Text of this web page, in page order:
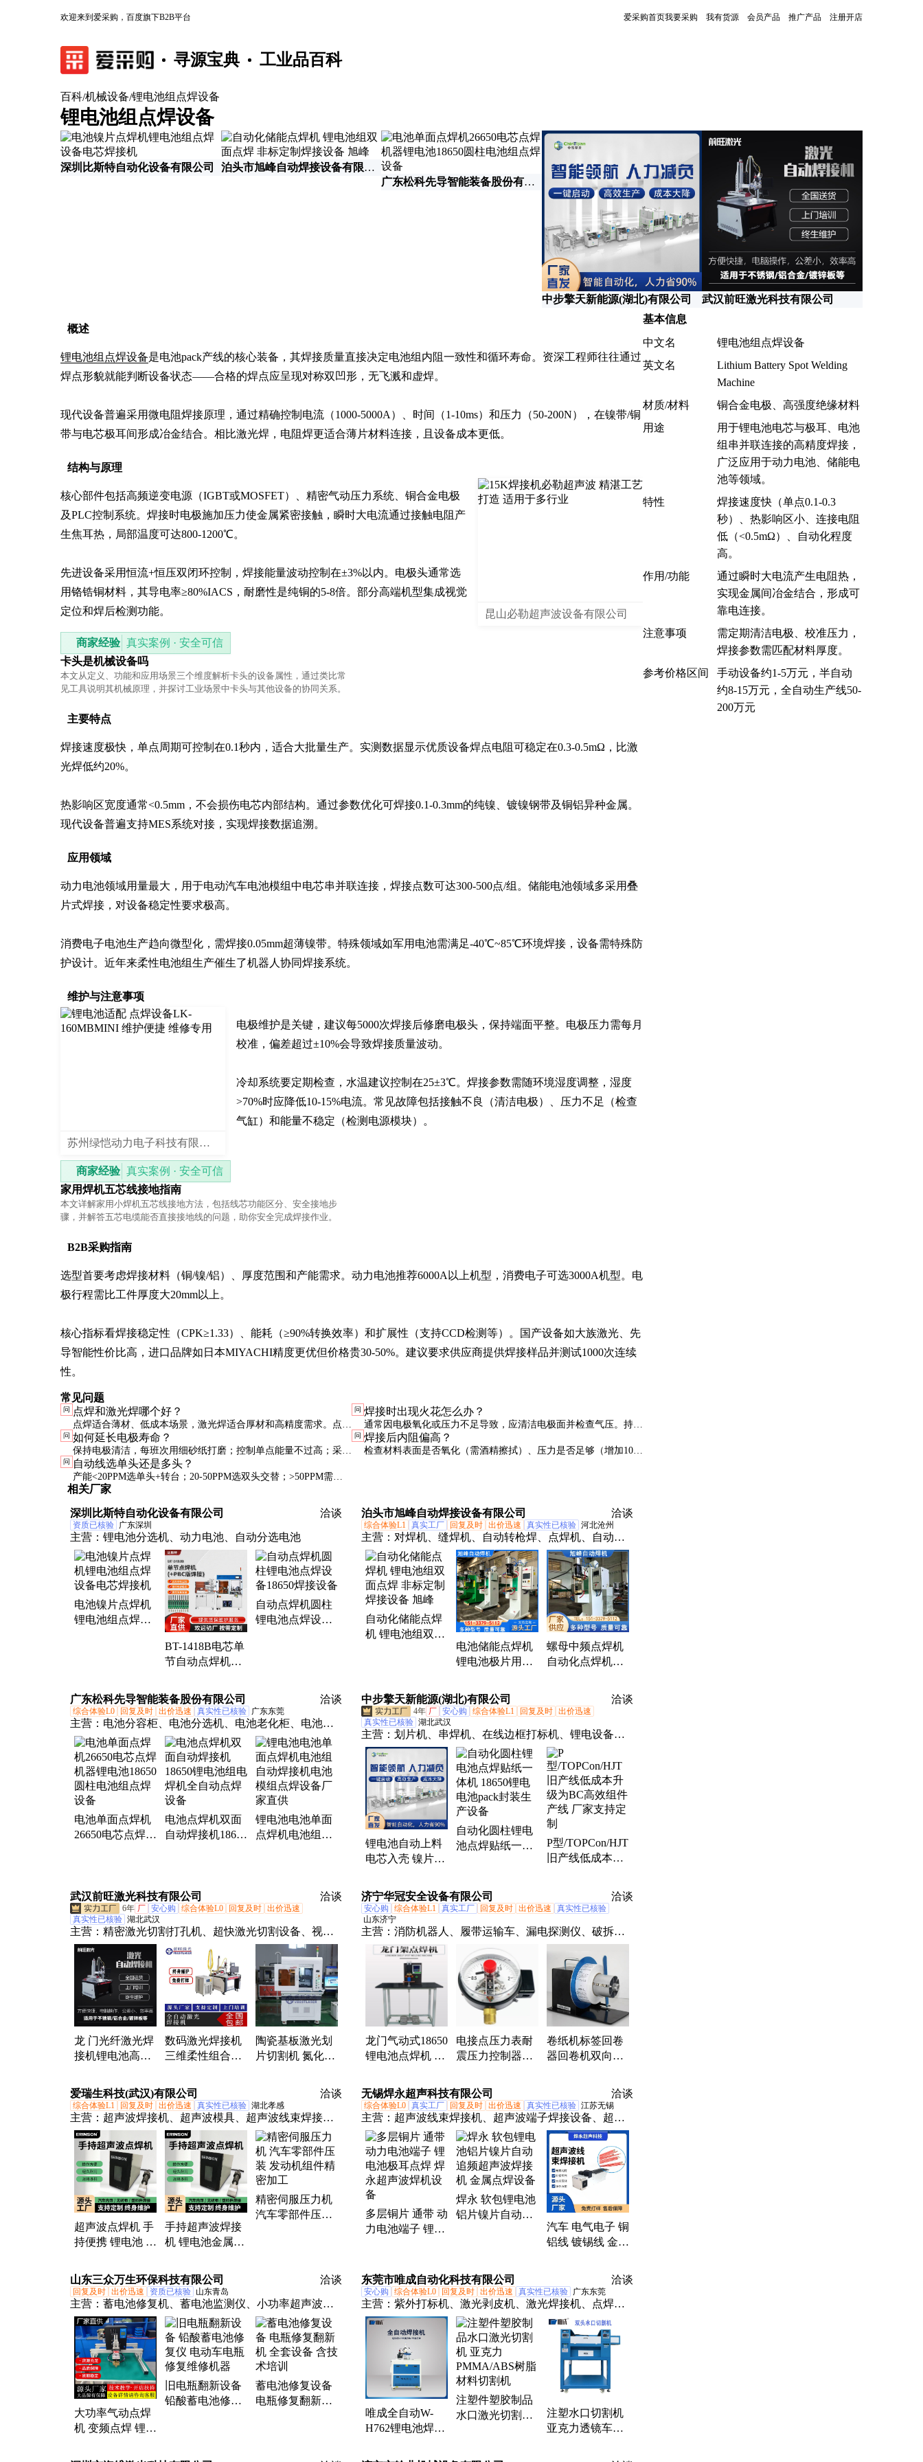
欢迎来到爱采购，百度旗下B2B平台 爱采购首页我要采购 我有货源 会员产品 推广产品 注册开店
寻源宝典 工业品百科
百科/机械设备/锂电池组点焊设备
锂电池组点焊设备
深圳比斯特自动化设备有限公司
泊头市旭峰自动焊接设备有限公司
广东松科先导智能装备股份有限公司
中步擎天新能源(湖北)有限公司 武汉前旺激光科技有限公司
概述
锂电池组点焊设备是电池pack产线的核心装备，其焊接质量直接决定电池组内阻一致性和循环寿命。资深工程师往往通过
焊点形貌就能判断设备状态——合格的焊点应呈现对称双凹形，无飞溅和虚焊。
现代设备普遍采用微电阻焊接原理，通过精确控制电流（1000-5000A）、时间（1-10ms）和压力（50-200N），在镍带/铜
带与电芯极耳间形成冶金结合。相比激光焊，电阻焊更适合薄片材料连接，且设备成本更低。
结构与原理
昆山必勒超声波设备有限公司
核心部件包括高频逆变电源（IGBT或MOSFET）、精密气动压力系统、铜合金电极
及PLC控制系统。焊接时电极施加压力使金属紧密接触，瞬时大电流通过接触电阻产
生焦耳热，局部温度可达800-1200℃。
先进设备采用恒流+恒压双闭环控制，焊接能量波动控制在±3%以内。电极头通常选
用铬锆铜材料，其导电率≥80%IACS，耐磨性是纯铜的5-8倍。部分高端机型集成视觉
定位和焊后检测功能。
商家经验 真实案例 · 安全可信
卡头是机械设备吗
本文从定义、功能和应用场景三个维度解析卡头的设备属性，通过类比常
见工具说明其机械原理，并探讨工业场景中卡头与其他设备的协同关系。
主要特点
焊接速度极快，单点周期可控制在0.1秒内，适合大批量生产。实测数据显示优质设备焊点电阻可稳定在0.3-0.5mΩ，比激
光焊低约20%。
热影响区宽度通常<0.5mm，不会损伤电芯内部结构。通过参数优化可焊接0.1-0.3mm的纯镍、镀镍钢带及铜铝异种金属。
现代设备普遍支持MES系统对接，实现焊接数据追溯。
应用领域
动力电池领域用量最大，用于电动汽车电池模组中电芯串并联连接，焊接点数可达300-500点/组。储能电池领域多采用叠
片式焊接，对设备稳定性要求极高。
消费电子电池生产趋向微型化，需焊接0.05mm超薄镍带。特殊领域如军用电池需满足-40℃~85℃环境焊接，设备需特殊防
护设计。近年来柔性电池组生产催生了机器人协同焊接系统。
维护与注意事项
苏州绿恺动力电子科技有限公司
电极维护是关键，建议每5000次焊接后修磨电极头，保持端面平整。电极压力需每月
校准，偏差超过±10%会导致焊接质量波动。
冷却系统要定期检查，水温建议控制在25±3℃。焊接参数需随环境湿度调整，湿度
>70%时应降低10-15%电流。常见故障包括接触不良（清洁电极）、压力不足（检查
气缸）和能量不稳定（检测电源模块）。
商家经验 真实案例 · 安全可信
家用焊机五芯线接地指南
本文详解家用小焊机五芯线接地方法，包括线芯功能区分、安全接地步
骤，并解答五芯电缆能否直接接地线的问题，助你安全完成焊接作业。
B2B采购指南
选型首要考虑焊接材料（铜/镍/铝）、厚度范围和产能需求。动力电池推荐6000A以上机型，消费电子可选3000A机型。电
极行程需比工件厚度大20mm以上。
核心指标看焊接稳定性（CPK≥1.33）、能耗（≥90%转换效率）和扩展性（支持CCD检测等）。国产设备如大族激光、先
导智能性价比高，进口品牌如日本MIYACHI精度更优但价格贵30-50%。建议要求供应商提供焊接样品并测试1000次连续
性。
常见问题
问 点焊和激光焊哪个好？
点焊适合薄材、低成本场景，激光焊适合厚材和高精度需求。点焊
设备投资是激光焊的1/5，但后者更适合自动化集成。
问 焊接时出现火花怎么办？
通常因电极氧化或压力不足导致，应清洁电极面并检查气压。持续
火花可能预示参数不匹配，需重新调试。
问 如何延长电极寿命？
保持电极清洁，每班次用细砂纸打磨；控制单点能量不过高；采用
阶梯式电极可分散磨损。
问 焊接后内阻偏高？
检查材料表面是否氧化（需酒精擦拭）、压力是否足够（增加10-
问 自动线选单头还是多头？
产能<20PPM选单头+转台；20-50PPM选双头交替；>50PPM需多
头并联，但需考虑同步精度。
相关厂家
深圳比斯特自动化设备有限公司 洽谈
资质已核验 广东深圳
主营： 锂电池分选机、动力电池、自动分选电池
电池镍片点焊机
锂电池组点焊设
BT-1418B电芯单
节自动点焊机
锂电池生产点焊
设备
自动点焊机圆柱
锂电池点焊设备
泊头市旭峰自动焊接设备有限公司 洽谈
综合体验L1 真实工厂 回复及时 出价迅速 真实性已核验 河北沧州
主营： 对焊机、缝焊机、自动转枪焊、点焊机、自动直
缝焊、除尘骨架焊机
自动化储能点焊
机 锂电池组双面
电池储能点焊机
锂电池极片用焊
芯点焊设备
螺母中频点焊机
自动化点焊机器
广东松科先导智能装备股份有限公司 洽谈
综合体验L0 回复及时 出价迅速 真实性已核验 广东东莞
主营： 电池分容柜、电池分选机、电池老化柜、电池点
焊机、储能模组生产线、电池综合测试仪、电池pack生
产线、激光焊接机、方壳电池分选机、方壳电池堆叠挤
压机、方壳电池pack生产线、圆柱电池pack生产线、倍速
链生产线、软包电池pack生产、低压注塑机
电池单面点焊机
26650电芯点焊机
电池点焊机双面
自动焊接机18650
锂电池电池单面
点焊机电池组自
中步擎天新能源(湖北)有限公司 洽谈
4年 厂 安心购 综合体验L1 回复及时 出价迅速
真实性已核验 湖北武汉
主营： 划片机、串焊机、在线边框打标机、锂电设备、
外挂式边框打标机、汇流条焊接机、太阳能IV测试仪
锂电池自动上料
电芯入壳 镍片点
pack设备厂家
自动化圆柱锂电
池点焊贴纸一体
设备
P型/TOPCon/HJT
旧产线低成本升
制
武汉前旺激光科技有限公司 洽谈
6年 厂 安心购 综合体验L0 回复及时 出价迅速
真实性已核验 湖北武汉
主营： 精密激光切割打孔机、超快激光切割设备、视觉
定位激光打标机、动态聚焦激光刻字机、视觉定位激光
自动焊机、机器人激光焊接机、模具激光清洗机、高功
率脉冲激光清洗机
龙 门光纤激光焊
接机锂电池高速
点焊自动化焊接
设备
数码激光焊接机
三维柔性组合焊
光自动焊接设备
陶瓷基板激光划
片切割机 氮化铝
济宁华冠安全设备有限公司 洽谈
安心购 综合体验L1 真实工厂 回复及时 出价迅速
真实性已核验
山东济宁
主营： 消防机器人、履带运输车、漏电探测仪、破拆工
具组、巡检机器人、消防箱、消防服、干粉灭火器、打
药喷雾机、传感器、电磁阀、保护器、电动脚手架、装
载机电子秤、砌筑升降平台、光伏板升降机、内撑吊
具、混凝土振动棒、打标机、裁剪机、研磨机、压铆
机、小型装载机、洗消剂、防爆风机
龙门气动式18650
锂电池点焊机 大
电池点焊设备
电接点压力表耐
震压力控制器真
磁助式触点压力
开关
卷纸机标签回卷
器回卷机双向回
爱瑞生科技(武汉)有限公司 洽谈
综合体验L1 回复及时 出价迅速 真实性已核验 湖北孝感
主营： 超声波焊接机、超声波模具、超声波线束焊接
机、超声波金属焊接机、超声波焊头、塑料焊接机、无
纺布焊接机
超声波点焊机 手
持便携 锂电池 铝
备
手持超声波焊接
机 锂电池金属点
接设备
精密伺服压力机
汽车零部件压装
无锡焊永超声科技有限公司 洽谈
综合体验L0 真实工厂 回复及时 出价迅速 真实性已核验 江苏无锡
主营： 超声波线束焊接机、超声波端子焊接设备、超声
波封尾机、超声波金属点焊机、超声波模具、超声波滚
动焊接机、超声波非标设备
多层铜片 通带 动
力电池端子 锂电
焊永 软包锂电池
铝片镍片自动追
汽车 电气电子 铜
铝线 镀锡线 金属
声波线束焊接
山东三众万生环保科技有限公司 洽谈
回复及时 出价迅速 资质已核验 山东青岛
主营： 蓄电池修复机、蓄电池监测仪、小功率超声波脉
冲8路修复仪、锂电池设备、大功率气动点焊机、蓄电池
智能检测仪、蓄电池修复设备
大功率气动点焊
机 变频点焊 锂电
设备教学免费培
旧电瓶翻新设备
铅酸蓄电池修复
蓄电池修复设备
电瓶修复翻新机
东莞市唯成自动化科技有限公司 洽谈
安心购 综合体验L0 回复及时 出价迅速 真实性已核验 广东东莞
主营： 紫外打标机、激光剥皮机、激光焊接机、点焊、
水口切割机、激光打标机、手机膜切割机
唯成全自动W-
H762锂电池焊接
持续出光点焊
注塑件塑胶制品
水口激光切割机
注塑水口切割机
亚克力透镜车灯
业水口切割机
基本信息
中文名
锂电池组点焊设备
英文名
Lithium Battery Spot Welding
Machine
材质/材料
铜合金电极、高强度绝缘材料
用途
用于锂电池电芯与极耳、电池
组串并联连接的高精度焊接，
广泛应用于动力电池、储能电
池等领域。
特性
焊接速度快（单点0.1-0.3
秒）、热影响区小、连接电阻
低（<0.5mΩ）、自动化程度
高。
作用/功能
通过瞬时大电流产生电阻热，
实现金属间冶金结合，形成可
靠电连接。
注意事项
需定期清洁电极、校准压力，
焊接参数需匹配材料厚度。
参考价格区间
手动设备约1-5万元，半自动
约8-15万元，全自动生产线50-
200万元